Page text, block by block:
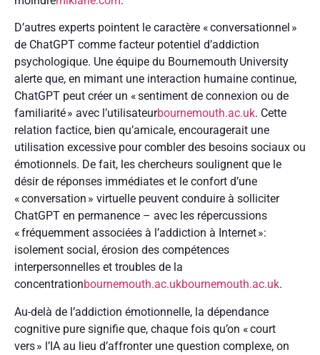
D’autres experts pointent le caractère « conversationnel »
de ChatGPT comme facteur potentiel d’addiction
psychologique. Une équipe du Bournemouth University
alerte que, en mimant une interaction humaine continue,
ChatGPT peut créer un « sentiment de connexion ou de
familiarité » avec l’utilisateurbournemouth.ac.uk. Cette
relation factice, bien qu’amicale, encouragerait une
utilisation excessive pour combler des besoins sociaux ou
émotionnels. De fait, les chercheurs soulignent que le
désir de réponses immédiates et le confort d’une
« conversation » virtuelle peuvent conduire à solliciter
ChatGPT en permanence – avec les répercussions
« fréquemment associées à l’addiction à Internet »:
isolement social, érosion des compétences
interpersonnelles et troubles de la
concentrationbournemouth.ac.ukbournemouth.ac.uk.
Au-delà de l’addiction émotionnelle, la dépendance
cognitive pure signifie que, chaque fois qu’on « court
vers » l’IA au lieu d’affronter une question complexe, on